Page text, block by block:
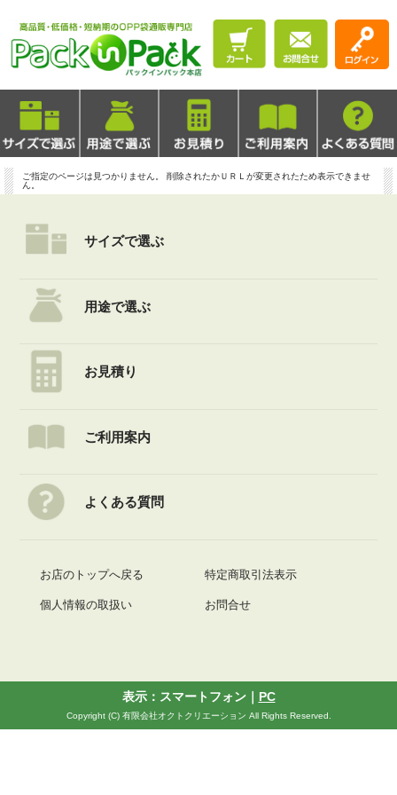
ご指定のページは見つかりません。 削除されたかＵＲＬが変更されたため表示できませ
ん。
サイズで選ぶ
用途で選ぶ
お見積り
ご利用案内
よくある質問
お店のトップへ戻る 特定商取引法表示
個人情報の取扱い お問合せ
表示：スマートフォン｜ PC
Copyright (C) 有限会社オクトクリエーション All Rights Reserved.